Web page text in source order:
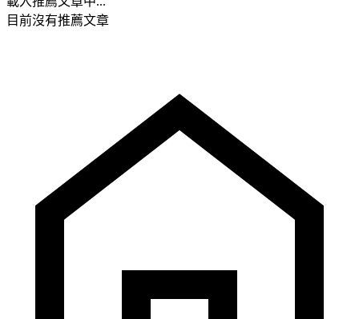
目前沒有推薦文章